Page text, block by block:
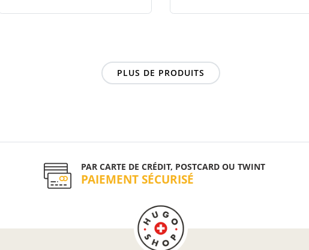
PLUS DE PRODUITS
PAR CARTE DE CRÉDIT, POSTCARD OU TWINT
PAIEMENT SÉCURISÉ